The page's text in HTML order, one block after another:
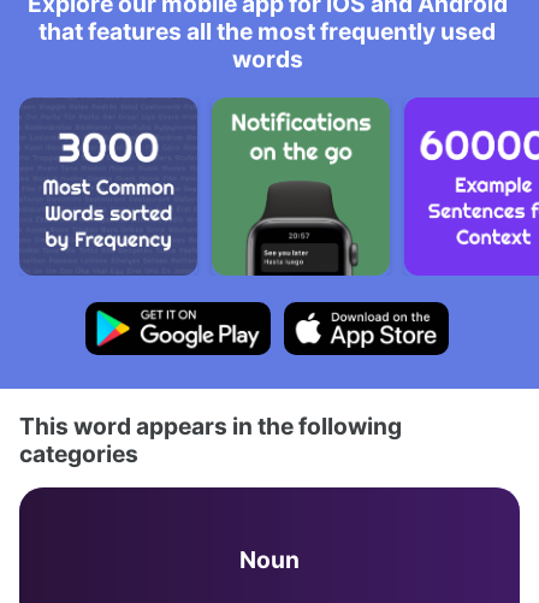
that features all the most frequently used
words
This word appears in the following
categories
Noun